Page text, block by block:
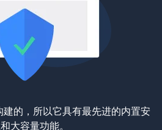
的，所以它具有最先进的内置安
大容量功能。